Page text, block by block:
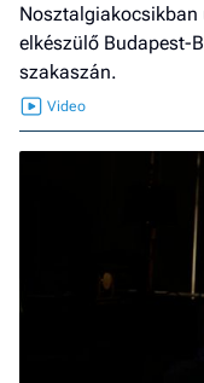
elkészülő Budapest-
szakaszán.